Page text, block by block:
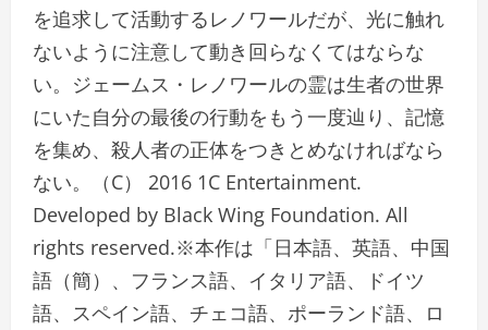
を追求して活動するレノワールだが、光に触れ
ないように注意して動き回らなくてはならな
い。ジェームス・レノワールの霊は生者の世界
にいた自分の最後の行動をもう一度辿り、記憶
を集め、殺人者の正体をつきとめなければなら
ない。（C） 2016 1C Entertainment.
Developed by Black Wing Foundation. All
rights reserved.※本作は「日本語、英語、中国
語（簡）、フランス語、イタリア語、ドイツ
語、スペイン語、チェコ語、ポーランド語、ロ